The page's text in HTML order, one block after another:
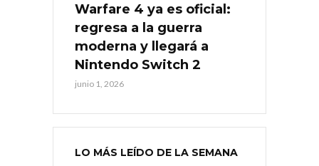
Warfare 4 ya es oficial:
regresa a la guerra
moderna y llegará a
Nintendo Switch 2
junio 1, 2026
LO MÁS LEÍDO DE LA SEMANA